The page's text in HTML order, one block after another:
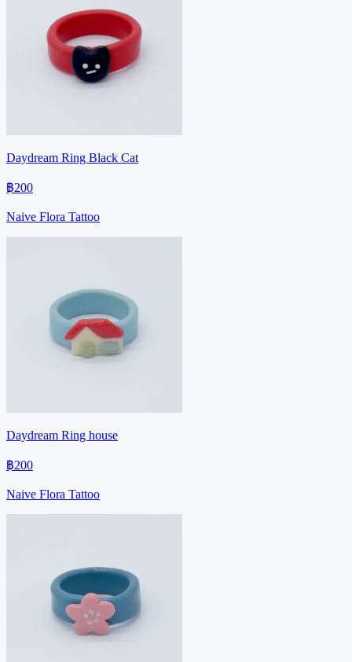
Daydream Ring Black Cat
฿200
Naive Flora Tattoo
Daydream Ring house
฿200
Naive Flora Tattoo